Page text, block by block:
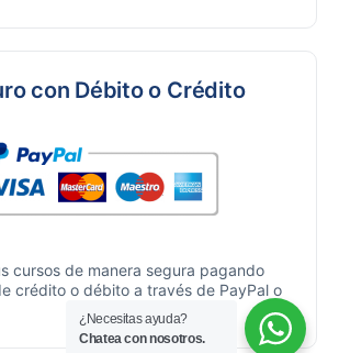
con Débito o Crédito
cursos de manera segura pagando
crédito o débito a través de PayPal o
¿Necesitas ayuda?
Chatea con nosotros.